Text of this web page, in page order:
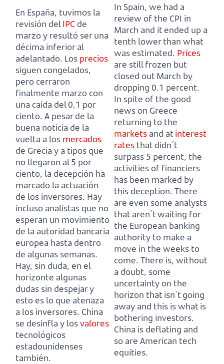
En España, tuvimos la
revisión delIPC de
marzo y resultó ser una
décima inferior al
adelantado. Los precios
siguen congelados,
pero cerraron
finalmente marzo con
una caída del 0,1 por
ciento. A pesar de la
buena noticia de la
vuelta a los mercados
de Grecia y a tipos que
no llegaron al 5 por
ciento, la decepción ha
marcado la actuación
de los inversores. Hay
incluso analistas que no
esperan un movimiento
de la autoridad bancaria
europea hasta dentro
de algunas semanas.
Hay, sin duda, en el
horizonte algunas
dudas sin despejar y
esto es lo que atenaza
a los inversores. China
se desinfla y losvalores
tecnológicos
estadounidenses
también.
In Spain, we had a
review of the CPI in
March and it ended up a
tenth lower than what
was estimated. Prices
are still frozen but
closed out March by
dropping 0.1 percent.
In spite of the good
news on Greece
returning to the
markets and at interest
rates that didn´t
surpass 5 percent, the
activities of financiers
has been marked by
this deception. There
are even some analysts
that aren´t waiting for
the European banking
authority to make a
move in the weeks to
come. There is, without
a doubt, some
uncertainty on the
horizon that isn´t going
away and this is what is
bothering investors.
China is deflating and
so are American tech
equities.